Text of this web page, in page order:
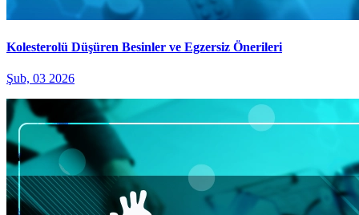
Kolesterolü Düşüren Besinler ve Egzersiz Önerileri
Şub, 03 2026